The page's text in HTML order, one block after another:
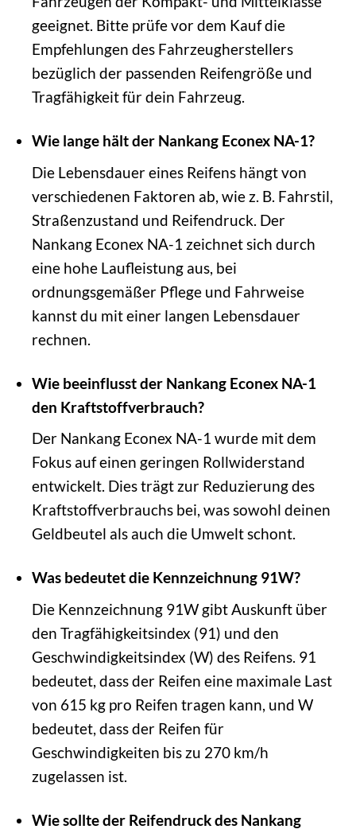
geeignet. Bitte prüfe vor dem Kauf die
Empfehlungen des Fahrzeugherstellers
bezüglich der passenden Reifengröße und
Tragfähigkeit für dein Fahrzeug.
Wie lange hält der Nankang Econex NA-1?
Die Lebensdauer eines Reifens hängt von
verschiedenen Faktoren ab, wie z. B. Fahrstil,
Straßenzustand und Reifendruck. Der
Nankang Econex NA-1 zeichnet sich durch
eine hohe Laufleistung aus, bei
ordnungsgemäßer Pflege und Fahrweise
kannst du mit einer langen Lebensdauer
rechnen.
Wie beeinflusst der Nankang Econex NA-1
den Kraftstoffverbrauch?
Der Nankang Econex NA-1 wurde mit dem
Fokus auf einen geringen Rollwiderstand
entwickelt. Dies trägt zur Reduzierung des
Kraftstoffverbrauchs bei, was sowohl deinen
Geldbeutel als auch die Umwelt schont.
Was bedeutet die Kennzeichnung 91W?
Die Kennzeichnung 91W gibt Auskunft über
den Tragfähigkeitsindex (91) und den
Geschwindigkeitsindex (W) des Reifens. 91
bedeutet, dass der Reifen eine maximale Last
von 615 kg pro Reifen tragen kann, und W
bedeutet, dass der Reifen für
Geschwindigkeiten bis zu 270 km/h
zugelassen ist.
Wie sollte der Reifendruck des Nankang